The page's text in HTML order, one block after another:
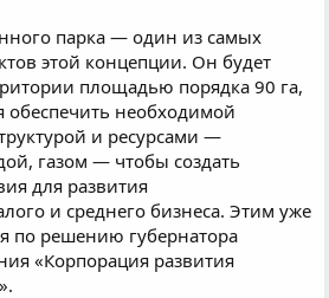
парка — один из самых
этой концепции. Он будет
площадью порядка 90 га,
обеспечить необходимой
и ресурсами —
газом — чтобы создать
для развития
и среднего бизнеса. Этим уже
по решению губернатора
«Корпорация развития